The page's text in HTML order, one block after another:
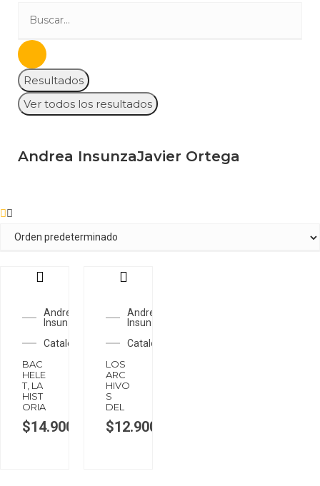
Resultados
Ver todos los resultados
Andrea InsunzaJavier Ortega
Andrea
Insunza
Catalonia
BAC
HELE
T, LA
HIST
ORIA
$14.900
Andrea
Insunza
Catalonia
LOS
ARC
HIVO
S
DEL
$12.900